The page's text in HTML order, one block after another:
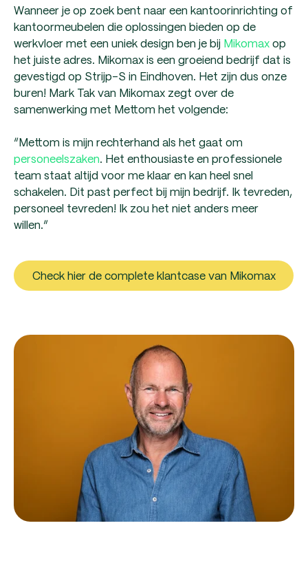
Wanneer je op zoek bent naar een kantoorinrichting of
kantoormeubelen die oplossingen bieden op de
werkvloer met een uniek design ben je bij Mikomaxop
het juiste adres. Mikomax is een groeiend bedrijf dat is
gevestigd op Strijp-S in Eindhoven. Het zijn dus onze
buren! Mark Tak van Mikomax zegt over de
samenwerking met Mettom het volgende:
“Mettom is mijn rechterhand als het gaat om
personeelszaken. Het enthousiaste en professionele
team staat altijd voor me klaar en kan heel snel
schakelen. Dit past perfect bij mijn bedrijf. Ik tevreden,
personeel tevreden! Ik zou het niet anders meer
willen.”
Check hier de complete klantcase van Mikomax